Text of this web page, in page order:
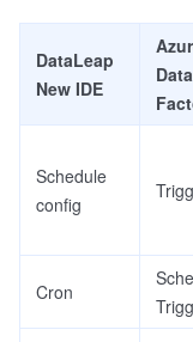
DataLeap
New IDE
Data
Schedule
config
Cron